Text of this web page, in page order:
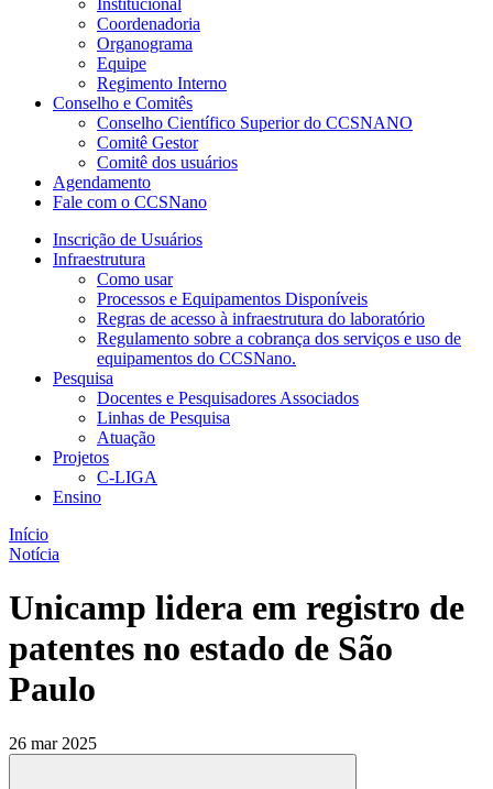
Institucional
Coordenadoria
Organograma
Equipe
Regimento Interno
Conselho e Comitês
Conselho Científico Superior do CCSNANO
Comitê Gestor
Comitê dos usuários
Agendamento
Fale com o CCSNano
Inscrição de Usuários
Infraestrutura
Como usar
Processos e Equipamentos Disponíveis
Regras de acesso à infraestrutura do laboratório
Regulamento sobre a cobrança dos serviços e uso de
equipamentos do CCSNano.
Pesquisa
Docentes e Pesquisadores Associados
Linhas de Pesquisa
Atuação
Projetos
C-LIGA
Ensino
Início
Notícia
Unicamp lidera em registro de
patentes no estado de São
Paulo
26 mar 2025